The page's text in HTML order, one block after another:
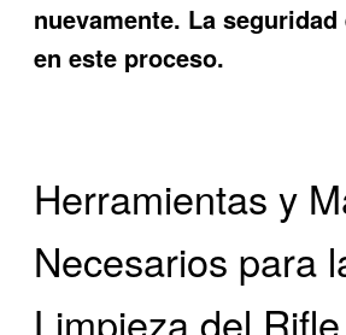
nuevamente. La
en este proceso.
Herramientas y
Necesarios para
Limpieza del